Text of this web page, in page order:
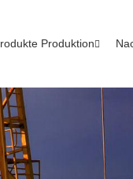
Produktion